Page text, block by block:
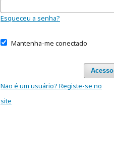
Esqueceu a senha?
Mantenha-me conectado
Acesso
Não é um usuário? Registe-se no
site